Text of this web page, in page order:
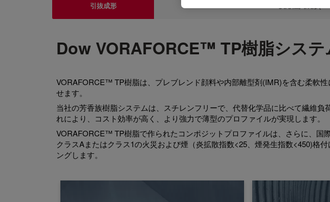
引抜成形
Dow VORAFORCE™ TP樹脂システ
VORAFORCE™ TP樹脂は、プレブレンド顔料や内部離型剤(IMR)を含む柔軟
せます。
当社の芳香族樹脂システムは、スチレンフリーで、代替化学品に比べて繊維負
れにより、コスト効率が高く、より強力で薄型のプロファイルが実現します。
VORAFORCE™ TP樹脂で作られたコンポジットプロファイルは、さらに、国
クラスAまたはクラス1の火災および煙（炎拡散指数<25、煙発生指数<450)格
ングします。